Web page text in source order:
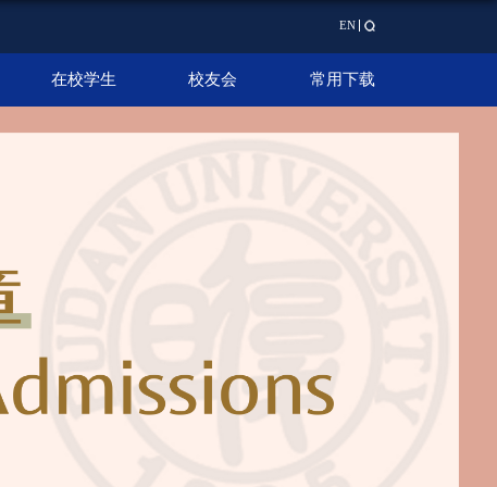
EN
在校学生 校友会 常用下载